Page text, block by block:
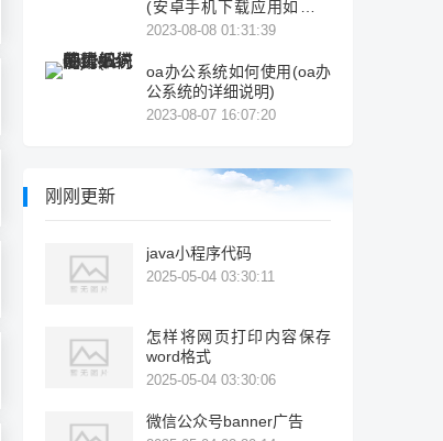
(安卓手机下载应用如何设
置密码)
2023-08-08 01:31:39
oa办公系统如何使用(oa办
公系统的详细说明)
2023-08-07 16:07:20
刚刚更新
java小程序代码
2025-05-04 03:30:11
怎样将网页打印内容保存
word格式
2025-05-04 03:30:06
微信公众号banner广告